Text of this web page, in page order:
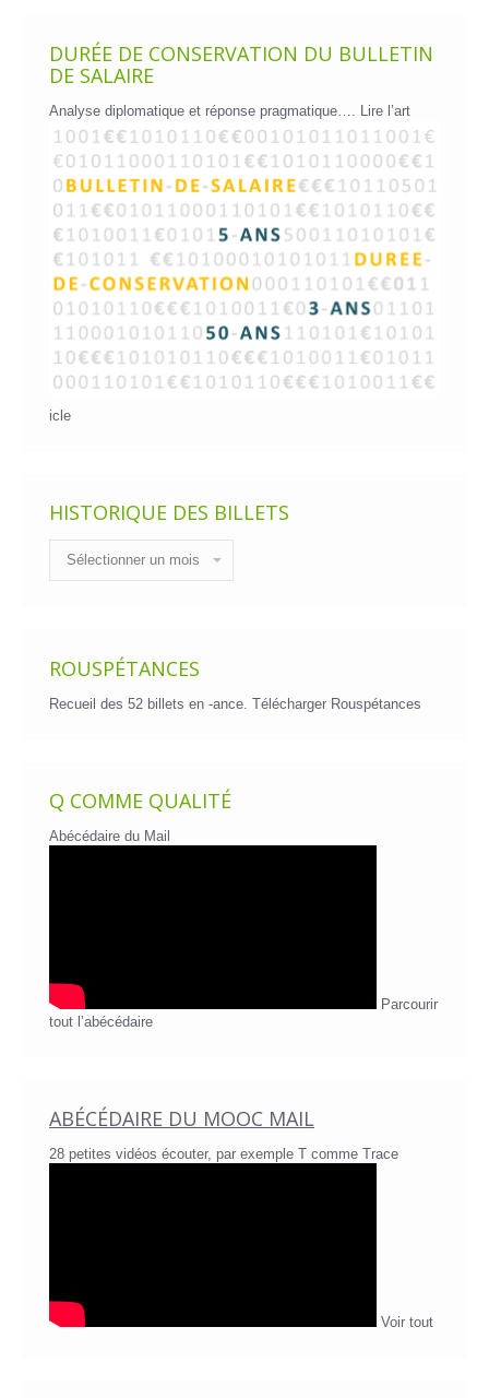
DURÉE DE CONSERVATION DU BULLETIN
DE SALAIRE
Analyse diplomatique et réponse pragmatique…. Lire l’art
icle
HISTORIQUE DES BILLETS
des
billets
ROUSPÉTANCES
Recueil des 52 billets en -ance. Télécharger Rouspétances
Q COMME QUALITÉ
Abécédaire du Mail
Parcourir
tout l’abécédaire
ABÉCÉDAIRE DU MOOC MAIL
28 petites vidéos écouter, par exemple T comme Trace
Voir tout